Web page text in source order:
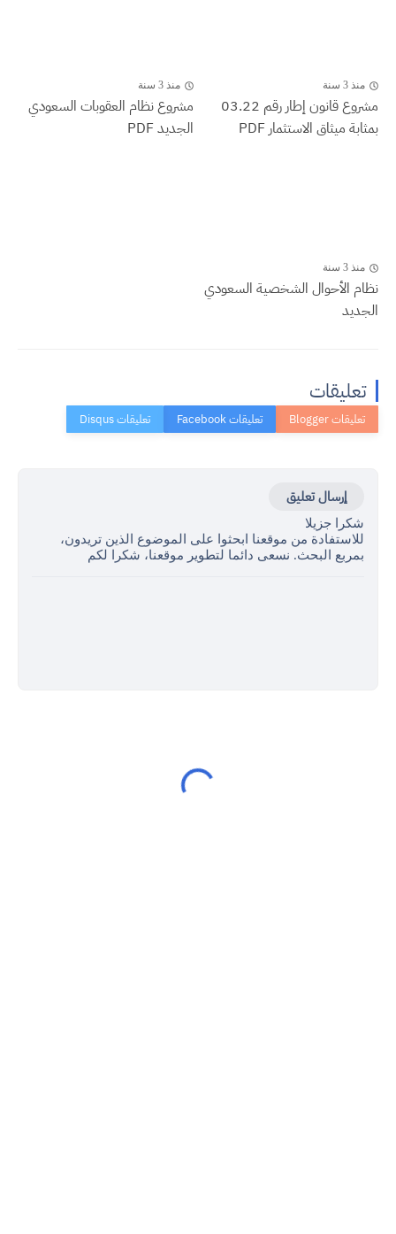
منذ 3 سنة
مشروع قانون إطار رقم 03.22
بمثابة ميثاق الاستثمار PDF
منذ 3 سنة
مشروع نظام العقوبات السعودي
الجديد PDF
منذ 3 سنة
نظام الأحوال الشخصية السعودي
الجديد
تعليقات
إرسال تعليق
شكرا جزيلا
للاستفادة من موقعنا ابحثوا على الموضوع الذين تريدون،
بمربع البحث. نسعى دائما لتطوير موقعنا، شكرا لكم